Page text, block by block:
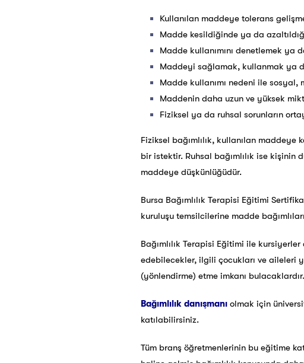
Kullanılan maddeye tolerans
Madde kesildiğinde ya da
Madde kullanımını denetlemek ya
Maddeyi sağlamak, kullanmak ya
Madde kullanımı nedeni ile
Maddenin daha uzun ve yüksek
Fiziksel ya da ruhsal sorunların
Fiziksel bağımlılık, kullanılan
bir istektir. Ruhsal bağımlılık ise
maddeye düşkünlüğüdür.
Bursa Bağımlılık Terapisi Eğitimi
kuruluşu temsilcilerine madde
Bağımlılık Terapisi Eğitimi ile
edebilecekler, ilgili çocukları ve aileleri
(yönlendirme) etme imkanı bulacaklardır.
Bağımlılık danışmanı olmak için
katılabilirsiniz.
Tüm branş öğretmenlerinin bu eğitime